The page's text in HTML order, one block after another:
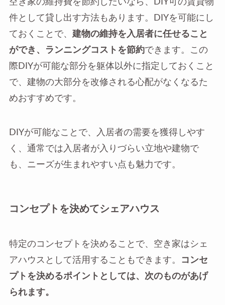
空き家の維持費を節約したいなら、DIY可の賃貸物
件として貸し出す方法もあります。DIYを可能にし
ておくことで、 建物の維持を入居者に任せること
ができ、ランニングコストを節約できます。この
際DIYが可能な部分を躯体以外に指定しておくこと
で、建物の大部分を改修される心配がなくなるた
めおすすめです。
DIYが可能なことで、入居者の需要を獲得しやす
く、通常では入居者が入りづらい立地や建物で
も、ニーズが生まれやすい点も魅力です。
コンセプトを決めてシェアハウス
特定のコンセプトを決めることで、空き家はシェ
アハウスとして活用することもできます。
コンセ
プトを決めるポイントとしては、次のものがあげ
られます。